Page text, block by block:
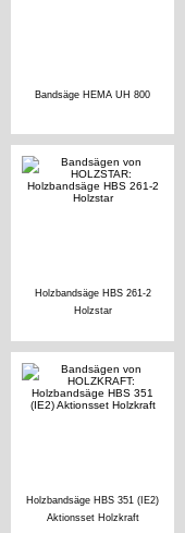
Bandsäge HEMA UH 800
Holzbandsäge HBS 261-2
Holzstar
Holzbandsäge HBS 351 (IE2)
Aktionsset Holzkraft